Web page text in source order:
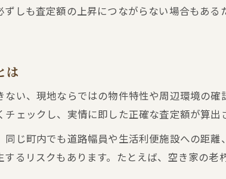
査定結果の違いを比較して賢く売却する
しも査定額の上昇につながらない場合もあ
は
い、現地ならではの物件特性や周辺環境の確
ェックし、実情に即した正確な査定額が算出
じ町内でも道路幅員や生活利便施設への距
るリスクもあります。たとえば、空き家の